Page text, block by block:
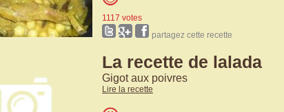
1117 votes
partagez cette recette
La recette de lalada
Gigot aux poivres
Lire la recette